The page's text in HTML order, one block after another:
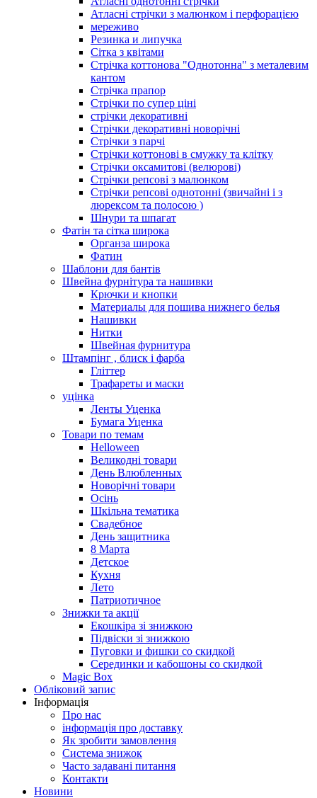
Атласні стрічки з малюнком і перфорацією
мереживо
Резинка и липучка
Сітка з квітами
Стрічка коттонова "Однотонна" з металевим
кантом
Стрічка прапор
Стрічки по супер ціні
стрічки декоративні
Стрічки декоративні новорічні
Стрічки з парчі
Стрічки коттонові в смужку та клітку
Стрічки оксамитові (велюрові)
Стрічки репсові з малюнком
Стрічки репсові однотонні (звичайні і з
люрексом та полосою )
Шнури та шпагат
Фатін та сітка широка
Органза широка
Фатин
Шаблони для бантів
Швейна фурнітура та нашивки
Крючки и кнопки
Материалы для пошива нижнего белья
Нашивки
Нитки
Швейная фурнитура
Штампінг , блиск і фарба
Гліттер
Трафареты и маски
уцінка
Ленты Уценка
Бумага Уценка
Товари по темам
Helloween
Великодні товари
День Влюбленных
Новорічні товари
Осінь
Шкільна тематика
Свадебное
День защитника
8 Марта
Детское
Кухня
Лето
Патриотичное
Знижки та акції
Екошкіра зі знижкою
Підвіски зі знижкою
Пуговки и фишки со скидкой
Серединки и кабошоны со скидкой
Magic Box
Обліковий запис
Інформація
Про нас
інформація про доставку
Як зробити замовлення
Система знижок
Часто задавані питання
Контакти
Новини